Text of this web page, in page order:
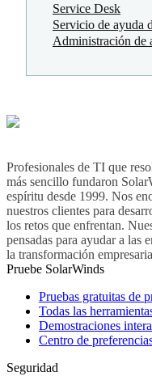
Service Desk
Servicio de ayuda
Administración de
Profesionales de TI que
más sencillo fundaron
espíritu desde 1999. Nos
nuestros clientes para
los retos que enfrentan.
pensadas para ayudar a las
la transformación
Pruebe SolarWinds
Pruebas gratuitas de
Todas las
Demostraciones
Centro de
Seguridad